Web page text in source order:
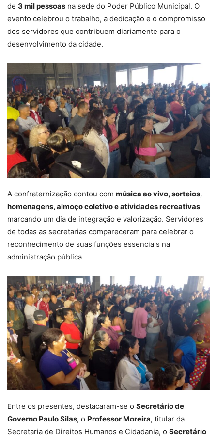
de 3 mil pessoas na sede do Poder Público Municipal. O
evento celebrou o trabalho, a dedicação e o compromisso
dos servidores que contribuem diariamente para o
desenvolvimento da cidade.
A confraternização contou com música ao vivo, sorteios,
homenagens, almoço coletivo e atividades recreativas,
marcando um dia de integração e valorização. Servidores
de todas as secretarias compareceram para celebrar o
reconhecimento de suas funções essenciais na
administração pública.
Entre os presentes, destacaram-se o Secretário de
Governo Paulo Silas, o Professor Moreira, titular da
Secretaria de Direitos Humanos e Cidadania, o Secretário